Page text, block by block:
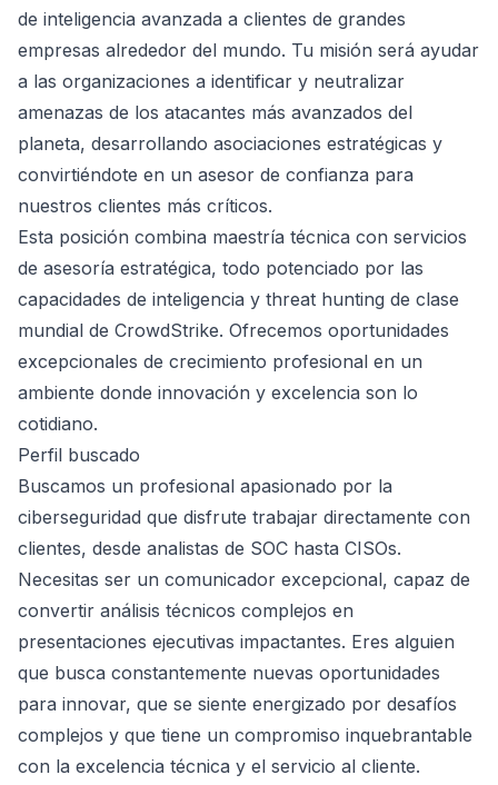
de inteligencia avanzada a clientes de grandes
empresas alrededor del mundo. Tu misión será ayudar
a las organizaciones a identificar y neutralizar
amenazas de los atacantes más avanzados del
planeta, desarrollando asociaciones estratégicas y
convirtiéndote en un asesor de confianza para
nuestros clientes más críticos.
Esta posición combina maestría técnica con servicios
de asesoría estratégica, todo potenciado por las
capacidades de inteligencia y threat hunting de clase
mundial de CrowdStrike. Ofrecemos oportunidades
excepcionales de crecimiento profesional en un
ambiente donde innovación y excelencia son lo
cotidiano.
Perfil buscado
Buscamos un profesional apasionado por la
ciberseguridad que disfrute trabajar directamente con
clientes, desde analistas de SOC hasta CISOs.
Necesitas ser un comunicador excepcional, capaz de
convertir análisis técnicos complejos en
presentaciones ejecutivas impactantes. Eres alguien
que busca constantemente nuevas oportunidades
para innovar, que se siente energizado por desafíos
complejos y que tiene un compromiso inquebrantable
con la excelencia técnica y el servicio al cliente.